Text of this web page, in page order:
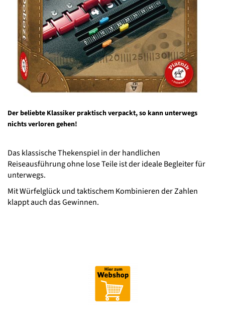
Der beliebte Klassiker praktisch verpackt, so kann unterwegs
nichts verloren gehen!
Das klassische Thekenspiel in der handlichen
Reiseausführung ohne lose Teile ist der ideale Begleiter für
unterwegs.
Mit Würfelglück und taktischem Kombinieren der Zahlen
klappt auch das Gewinnen.